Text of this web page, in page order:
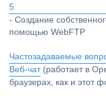
5
- Создание
помощью WebFTP
Частозадаваемые
Веб-чат(работает в
браузерах, как и этот